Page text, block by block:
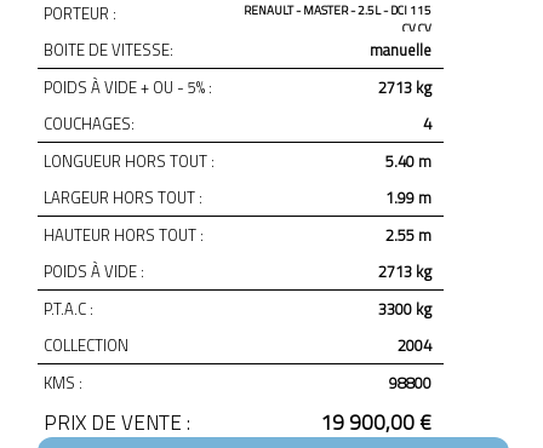
PORTEUR :
RENAULT - MASTER - 2.5L - DCI 115
CV CV
BOITE DE VITESSE:
manuelle
POIDS À VIDE + OU - 5% :
2713 kg
COUCHAGES:
4
LONGUEUR HORS TOUT :
5.40 m
LARGEUR HORS TOUT :
1.99 m
HAUTEUR HORS TOUT :
2.55 m
POIDS À VIDE :
2713 kg
P.T.A.C :
3300 kg
COLLECTION
2004
KMS :
98800
PRIX DE VENTE : 19 900,00 €